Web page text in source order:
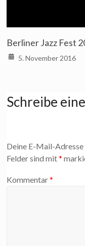
Berliner Jazz Fest
5. November 2016
Schreibe
Deine E-Mail-
Felder sind mit*
Kommentar*